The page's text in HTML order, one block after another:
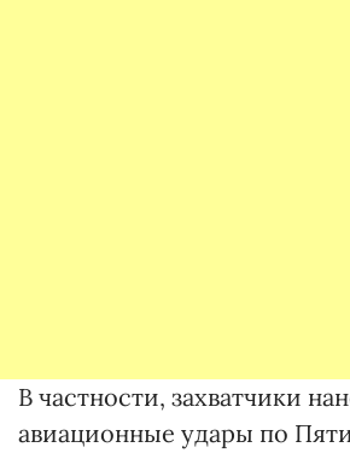
В частности, захватчики
авиационные удары по